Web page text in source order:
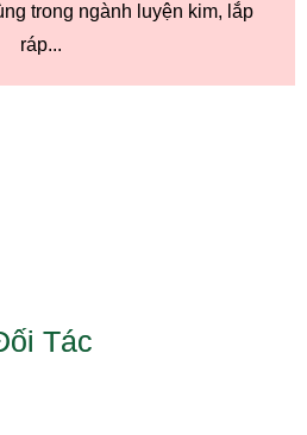
trong ngành luyện kim, lắp
ráp...
Tác